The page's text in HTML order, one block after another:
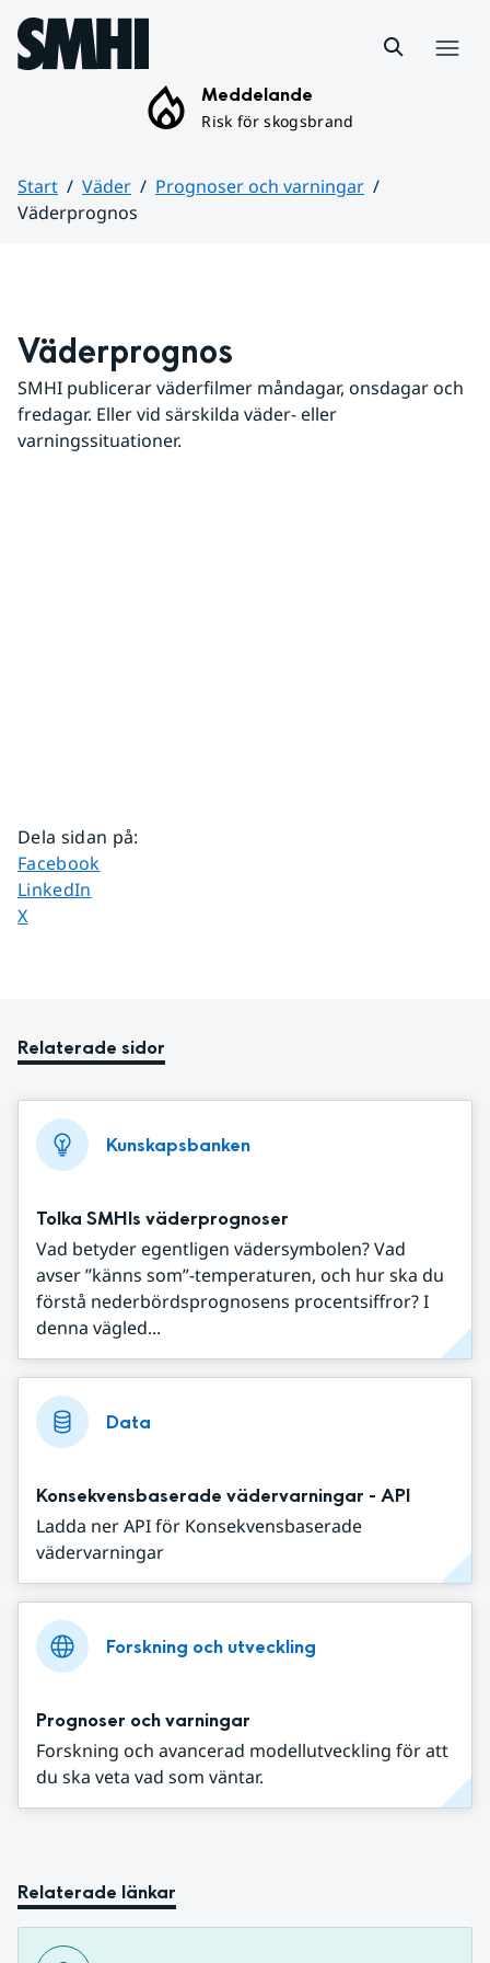
Hoppa till sidans innehåll
Meddelande
Risk för skogsbrand
Start Väder
Prognoser och varningar
Väderprognos
Väderprognos
SMHI publicerar väderfilmer måndagar, onsdagar och
fredagar. Eller vid särskilda väder- eller
varningssituationer.
Dela sidan på:
Dela sidan på
Facebook
Dela sidan på
LinkedIn
Dela sidan på
X
Relaterade sidor
Kunskapsbanken
Tolka SMHIs väderprognoser
Vad betyder egentligen vädersymbolen? Vad
avser ”känns som”-temperaturen, och hur ska du
förstå nederbördsprognosens procentsiffror? I
denna vägled...
Data
Konsekvensbaserade vädervarningar - API
Ladda ner API för Konsekvensbaserade
vädervarningar
Forskning och utveckling
Prognoser och varningar
Forskning och avancerad modellutveckling för att
du ska veta vad som väntar.
Relaterade länkar